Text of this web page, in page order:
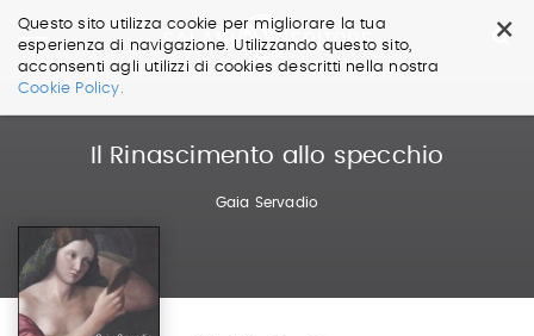
×
Questo sito utilizza cookie per migliorare la tua
esperienza di navigazione. Utilizzando questo sito,
acconsenti agli utilizzi di cookies descritti nella nostra
Cookie Policy.
Salta
Il Rinascimento allo specchio
Gaia Servadio